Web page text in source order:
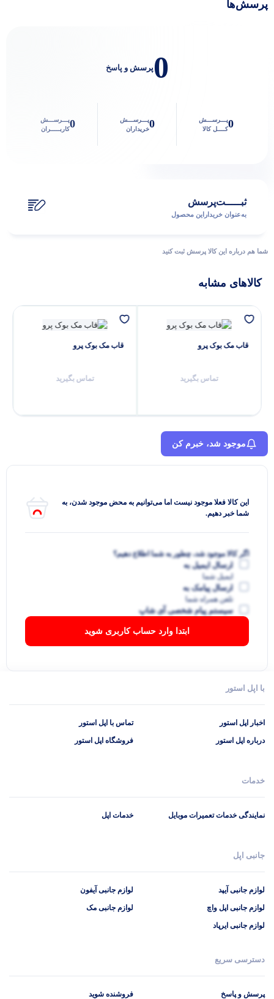
پرسش‌ها
0پرسش و پاسخ
0پـــرســـش
کــــل کالا
0پـــرســـش
خریداران
0پـــرســـش
کاربـــــران
ثبـــــت‌پرسش
به‌عنوان ‌خریدار‌این‌ محصول
شما هم درباره این کالا پرسش ثبت کنید
کالاهای مشابه
قاب مک‌ بوک پرو
تماس بگیرید
قاب مک‌ بوک پرو
تماس بگیرید
موجود شد، خبرم کن
این کالا فعلا موجود نیست اما می‌توانیم به محض موجود شدن، به
شما خبر دهیم.
اگر کالا موجود شد، چطور به شما اطلاع دهیم؟
ارسال ایمیل به
ایمیل شما
ارسال پیامک به
تلفن همراه شما
سیستم پیام شخصی آی شاپ
ابتدا وارد حساب کاربری شوید
با اپل استور
اخبار اپل استور
درباره اپل استور
تماس با اپل استور
فروشگاه اپل استور
خدمات
نمایندگی خدمات تعمیرات موبایل خدمات اپل
جانبی اپل
لوازم جانبی آیپد
لوازم جانبی اپل واچ
لوازم جانبی ایرپاد
لوازم جانبی آیفون
لوازم جانبی مک
دسترسی سریع
پرسش و پاسخ فروشنده شوید
پاسخگوی سوالات شما هستیم